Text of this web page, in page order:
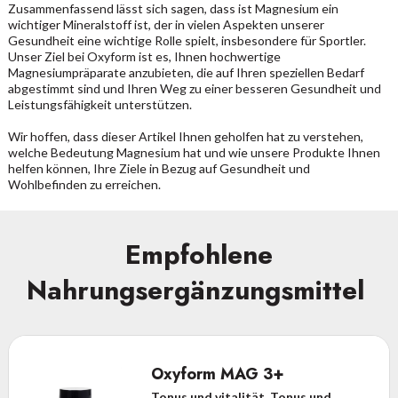
Zusammenfassend lässt sich sagen, dass ist Magnesium ein
wichtiger Mineralstoff ist, der in vielen Aspekten unserer
Gesundheit eine wichtige Rolle spielt, insbesondere für Sportler.
Unser Ziel bei Oxyform ist es, Ihnen hochwertige
Magnesiumpräparate anzubieten, die auf Ihren speziellen Bedarf
abgestimmt sind und Ihren Weg zu einer besseren Gesundheit und
Leistungsfähigkeit unterstützen.
Wir hoffen, dass dieser Artikel Ihnen geholfen hat zu verstehen,
welche Bedeutung Magnesium hat und wie unsere Produkte Ihnen
helfen können, Ihre Ziele in Bezug auf Gesundheit und
Wohlbefinden zu erreichen.
Empfohlene
Nahrungsergänzungsmittel
Oxyform MAG 3+